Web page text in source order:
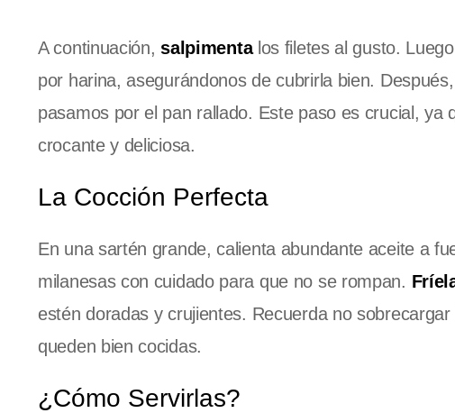
A continuación,salpimentalos filetes al gusto.
por harina, asegurándonos de cubrirla bien.
pasamos por el pan rallado. Este paso es crucial,
crocante y deliciosa.
La Cocción Perfecta
En una sartén grande, calienta abundante aceite a
milanesas con cuidado para que no se rompan.
estén doradas y crujientes. Recuerda no
queden bien cocidas.
¿Cómo Servirlas?